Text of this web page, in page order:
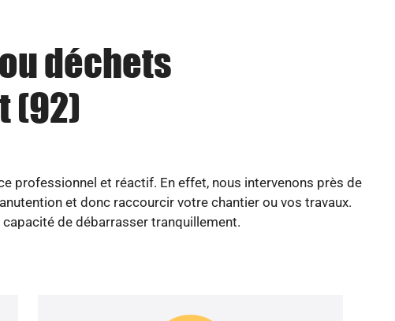
déchets
(92)
professionnel et réactif. En effet, nous intervenons près de
et donc raccourcir votre chantier ou vos travaux.
capacité de débarrasser tranquillement.